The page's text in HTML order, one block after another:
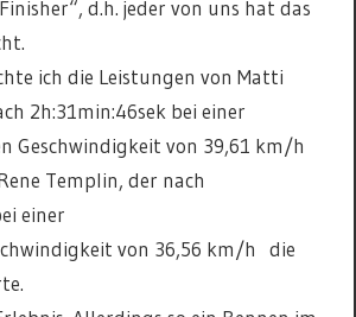
d.h. jeder von uns hat das
ich die Leistungen von Matti
2h:31min:46sek bei einer
Geschwindigkeit von 39,61 km/h
Templin, der nach
einer
von 36,56 km/h die